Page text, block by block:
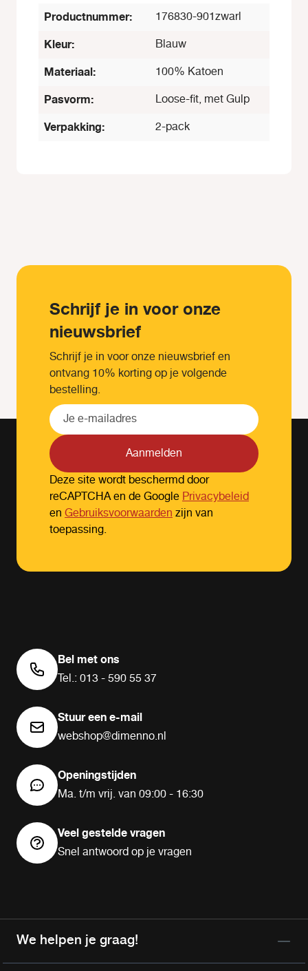
Productnummer: 176830-901zwarl
Kleur: Blauw
Materiaal: 100% Katoen
Pasvorm: Loose-fit, met Gulp
Verpakking: 2-pack
Schrijf je in voor onze
nieuwsbrief
Schrijf je in voor onze nieuwsbrief en
ontvang 10% korting op je volgende
bestelling.
Aanmelden
Deze site wordt beschermd door
reCAPTCHA en de GooglePrivacybeleid
en Gebruiksvoorwaardenzijn van
toepassing.
Bel met ons
Tel.: 013 - 590 55 37
Stuur een e-mail
webshop@dimenno.nl
Openingstijden
Ma. t/m vrij. van 09:00 - 16:30
Veel gestelde vragen
Snel antwoord op je vragen
We helpen je graag!